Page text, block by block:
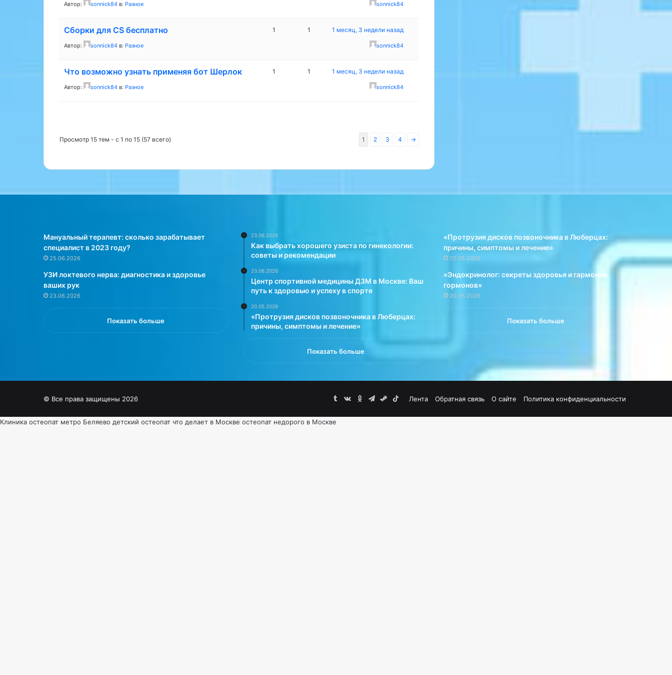
Автор: sonnick84 в: Разное sonnick84
Сборки для CS бесплатно
Автор: sonnick84 в: Разное
1 1 1 месяц, 3 недели назад
sonnick84
Что возможно узнать применяя бот Шерлок
Автор: sonnick84 в: Разное
1 1 1 месяц, 3 недели назад
sonnick84
Просмотр 15 тем - с 1 по 15 (57 всего) 1 2 3 4 →
Мануальный терапевт: сколько зарабатывает
специалист в 2023 году?
25.06.2026
УЗИ локтевого нерва: диагностика и здоровье
ваших рук
23.06.2026
Показать больше
23.06.2026
Как выбрать хорошего узиста по гинекологии:
советы и рекомендации
23.06.2026
Центр спортивной медицины ДЗМ в Москве: Ваш
путь к здоровью и успеху в спорте
20.05.2026
«Протрузия дисков позвоночника в Люберцах:
причины, симптомы и лечение»
Показать больше
«Протрузия дисков позвоночника в Люберцах:
причины, симптомы и лечение»
20.05.2026
«Эндокринолог: секреты здоровья и гармонии
гормонов»
20.05.2026
Показать больше
© Все права защищены 2026 Лента Обратная связь О сайте Политика конфиденциальности
Tumblrvk.com
Одноклассники
Telegram
SteamTikTok
Клиника остеопат метро Беляево детский остеопат что делает в Москве остеопат недорого в Москве